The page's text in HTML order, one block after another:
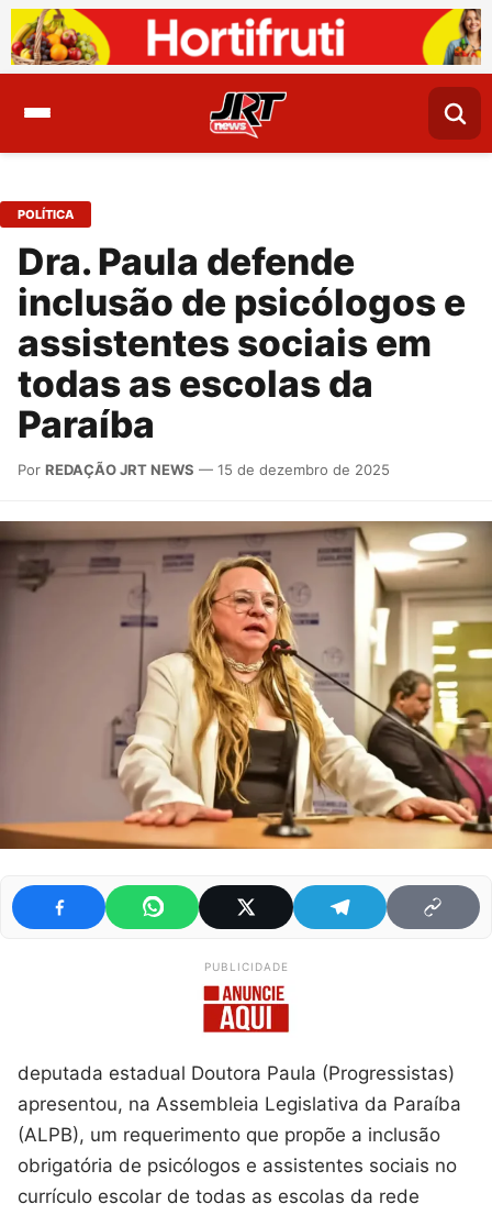
POLÍTICA
Dra. Paula defende
inclusão de psicólogos e
assistentes sociais em
todas as escolas da
Paraíba
Por REDAÇÃO JRT NEWS — 15 de dezembro de 2025
PUBLICIDADE
deputada estadual Doutora Paula (Progressistas)
apresentou, na Assembleia Legislativa da Paraíba
(ALPB), um requerimento que propõe a inclusão
obrigatória de psicólogos e assistentes sociais no
currículo escolar de todas as escolas da rede